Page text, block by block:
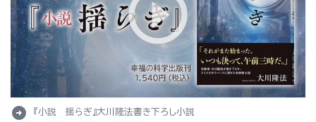
arrow_circle_right 『小説 揺らぎ』大川隆法書き下ろし小説